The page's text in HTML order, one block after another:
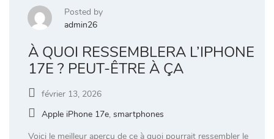
Posted by
admin26
À QUOI RESSEMBLERA L’IPHONE
17E ? PEUT-ÊTRE À ÇA
février 13, 2026
Apple iPhone 17e, smartphones
Voici le meilleur aperçu de ce à quoi pourrait ressembler le